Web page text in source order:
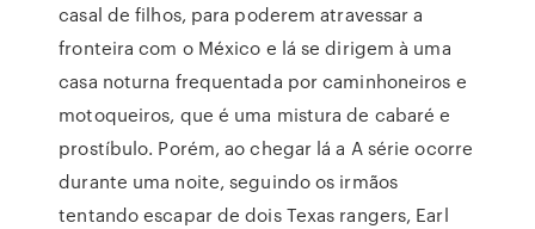
casal de filhos, para poderem atravessar a
fronteira com o México e lá se dirigem à uma
casa noturna frequentada por caminhoneiros e
motoqueiros, que é uma mistura de cabaré e
prostíbulo. Porém, ao chegar lá a A série ocorre
durante uma noite, seguindo os irmãos
tentando escapar de dois Texas rangers, Earl